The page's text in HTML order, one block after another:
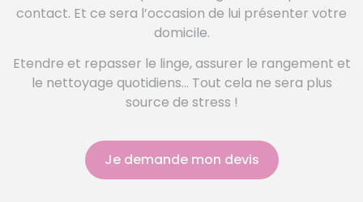
contact. Et ce sera l’occasion de lui présenter votre
domicile.
Etendre et repasser le linge, assurer le rangement et
le nettoyage quotidiens… Tout cela ne sera plus
source de stress !
Je demande mon devis